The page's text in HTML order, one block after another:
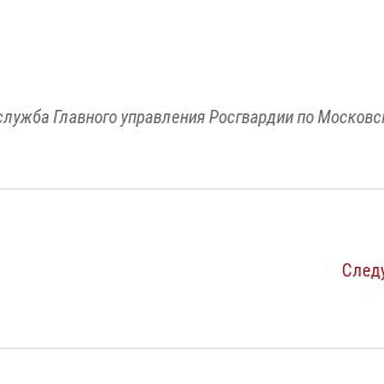
Главного управления Росгвардии по